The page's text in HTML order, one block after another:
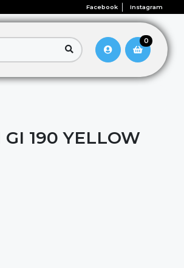
Facebook Instagram
0
190 YELLOW